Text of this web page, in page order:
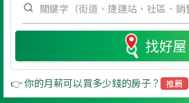
找好屋
👉 你的月薪可以買多少錢的房子？ 推薦